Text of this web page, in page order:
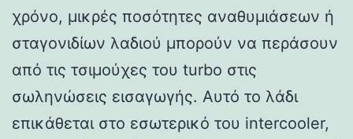
χρόνο, μικρές ποσότητες αναθυμιάσεων ή
σταγονιδίων λαδιού μπορούν να περάσουν
από τις τσιμούχες του turbo στις
σωληνώσεις εισαγωγής. Αυτό το λάδι
επικάθεται στο εσωτερικό του intercooler,